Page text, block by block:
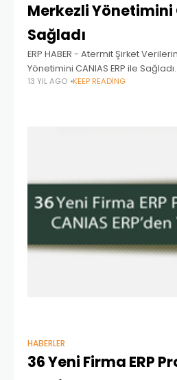
Merkezli Yönetimini
Sağladı
ERP HABER - Atermit Şirket
Yönetimini CANIAS ERP ile
ile İnşaat ve Otomotiv
13 YIL AGO KEEP READING
HABERLER
36 Yeni Firma ERP